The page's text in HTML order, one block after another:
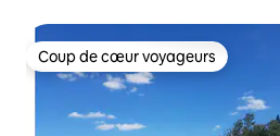
Coup de cœur voyageurs
Coup de cœur voyageurs